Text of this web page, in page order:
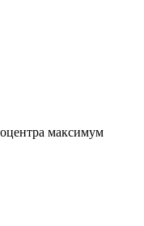
максимум